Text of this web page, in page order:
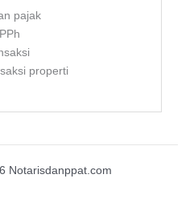
pajak
properti
Notarisdanppat.com